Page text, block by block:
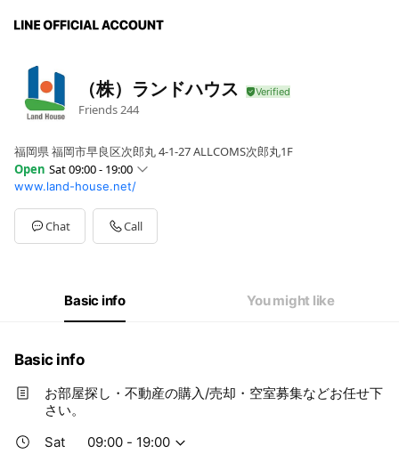
（株）ランドハウス
Friends 244
福岡県 福岡市早良区次郎丸 4-1-27 ALLCOMS次郎丸1F
Open Sat 09:00 - 19:00
Sun09:00 - 17:30
Mon09:00 - 19:00
Tue09:00 - 17:30
WedClosed
09:00 - 19:00
www.land-house.net/
Chat Call
Basic info You might like
Basic info
お部屋探し・不動産の購入/売却・空室募集などお任せ下
さい。
Sat
09:00 - 19:00